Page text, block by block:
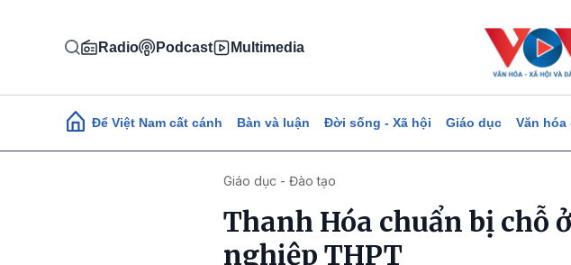
Radio Podcast Multimedia
Main navigation
Để Việt Nam cất cánh Bàn và luận Đời sống - Xã hội Giáo dục Văn hóa
Giáo dục - Đào tạo
Thanh Hóa chuẩn bị
nghiệp THPT